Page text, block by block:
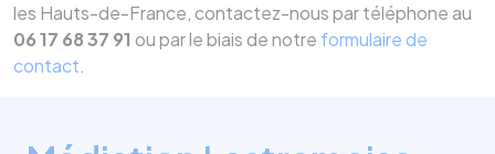
les Hauts-de-France, contactez-nous par téléphone au
06 17 68 37 91 ou par le biais de notre formulaire de
contact.